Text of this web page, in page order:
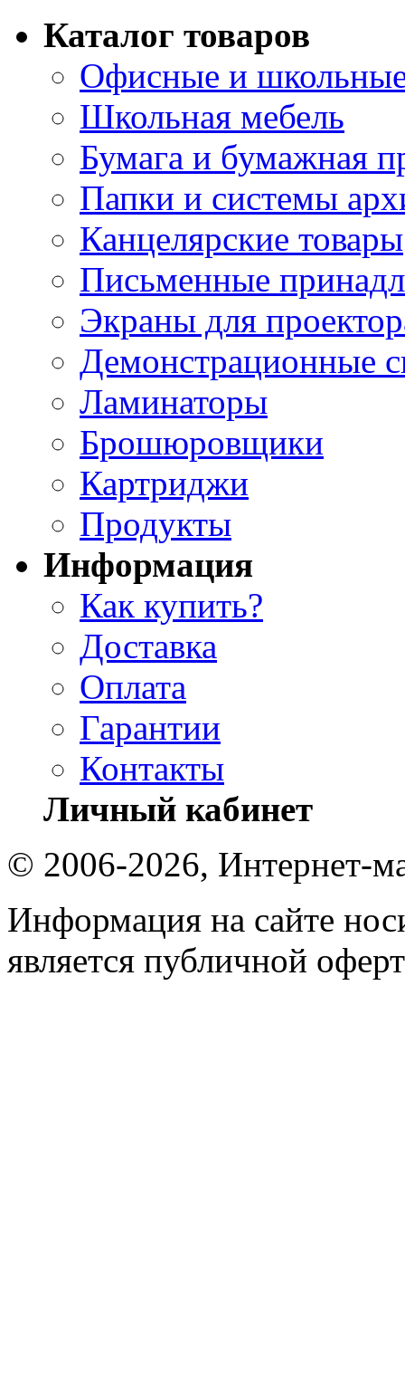
Каталог товаров
Офисные и
Школьная мебель
Бумага и бумажная
Папки и системы
Канцелярские товары
Письменные
Экраны для
Демонстрационные
Ламинаторы
Брошюровщики
Картриджи
Продукты
Информация
Как купить?
Доставка
Оплата
Гарантии
Контакты
Личный кабинет
© 2006-2026, Интернет-
Информация на сайте
является публичной